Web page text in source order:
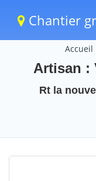
Chantier
Accueil
Artisan :
Rt la